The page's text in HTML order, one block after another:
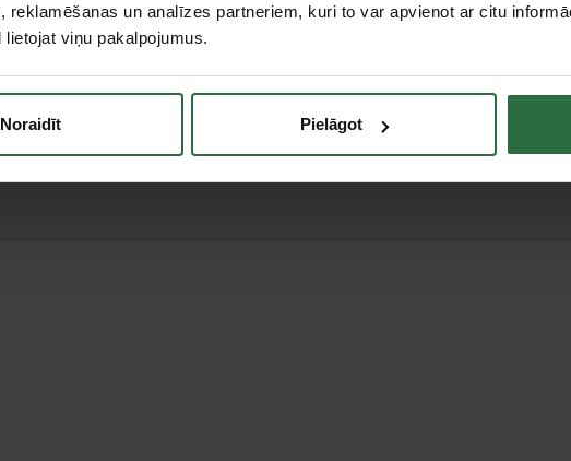
reklamēšanas un analīzes partneriem, kuri to var apvienot ar citu
lietojat viņu pakalpojumus.
Noraidīt Pielāgot
tāpat interesējās par...